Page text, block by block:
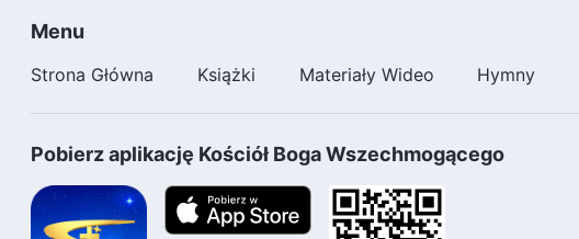
Menu
Strona Główna Książki Materiały Wideo Hymny
Pobierz aplikację Kościół Boga Wszechmogącego